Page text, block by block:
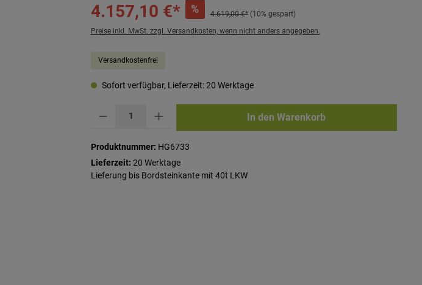
4.157,10 €* % 4.619,00 €* (10% gespart)
Preise inkl. MwSt. zzgl. Versandkosten, wenn nicht anders angegeben.
Versandkostenfrei
Sofort verfügbar, Lieferzeit: 20 Werktage
In den Warenkorb
Produktnummer: HG6733
Lieferzeit: 20 Werktage
Lieferung bis Bordsteinkante mit 40t LKW